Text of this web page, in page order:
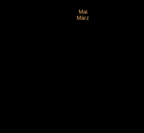
Mai
März